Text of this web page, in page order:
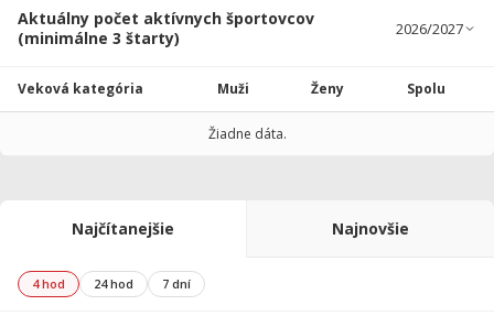
Aktuálny počet aktívnych športovcov
(minimálne 3 štarty)
Veková kategória Muži Ženy Spolu
Žiadne dáta.
Najčítanejšie Najnovšie
4 hod 24 hod 7 dní